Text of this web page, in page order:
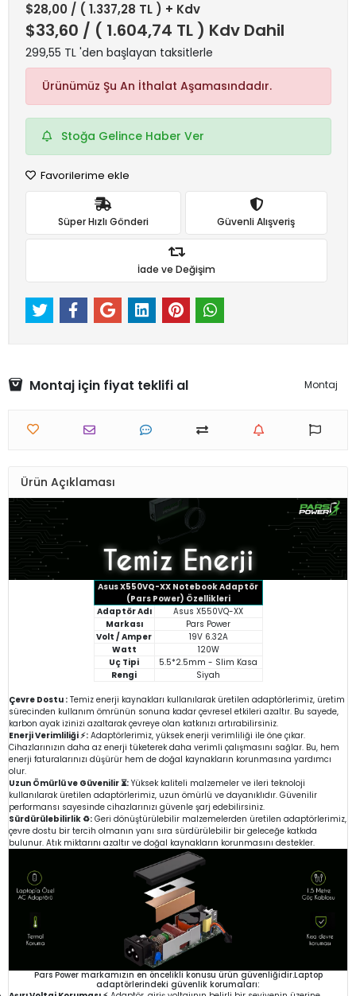
$28,00 / ( 1.337,28 TL ) + Kdv
$33,60 / ( 1.604,74 TL ) Kdv Dahil
299,55 TL 'den başlayan taksitlerle
Ürünümüz Şu An İthalat Aşamasındadır.
Stoğa Gelince Haber Ver
Favorilerime ekle
Süper Hızlı Gönderi Güvenli Alışveriş
İade ve Değişim
Montaj için fiyat teklifi al Montaj
Ürün Açıklaması
Asus X550VQ-XX Notebook Adaptör
(Pars Power) Özellikleri
Adaptör Adı
Asus X550VQ-XX
Markası
Pars Power
Volt / Amper
19V 6.32A
Watt
120W
Uç Tipi
5.5*2.5mm - Slim Kasa
Rengi
Siyah
Çevre Dostu : Temiz enerji kaynakları kullanılarak üretilen adaptörlerimiz, üretim
sürecinden kullanım ömrünün sonuna kadar çevresel etkileri azaltır. Bu sayede,
karbon ayak izinizi azaltarak çevreye olan katkınızı artırabilirsiniz.
Enerji Verimliliği ⚡: Adaptörlerimiz, yüksek enerji verimliliği ile öne çıkar.
Cihazlarınızın daha az enerji tüketerek daha verimli çalışmasını sağlar. Bu, hem
enerji faturalarınızı düşürür hem de doğal kaynakların korunmasına yardımcı
olur.
Uzun Ömürlü ve Güvenilir ⏳: Yüksek kaliteli malzemeler ve ileri teknoloji
kullanılarak üretilen adaptörlerimiz, uzun ömürlü ve dayanıklıdır. Güvenilir
performansı sayesinde cihazlarınızı güvenle şarj edebilirsiniz.
Sürdürülebilirlik ♻️: Geri dönüştürülebilir malzemelerden üretilen adaptörlerimiz,
çevre dostu bir tercih olmanın yanı sıra sürdürülebilir bir geleceğe katkıda
bulunur. Atık miktarını azaltır ve doğal kaynakların korunmasını destekler.
Pars Power markamızın en öncelikli konusu ürün güvenliğidir.Laptop
adaptörlerindeki güvenlik korumaları: